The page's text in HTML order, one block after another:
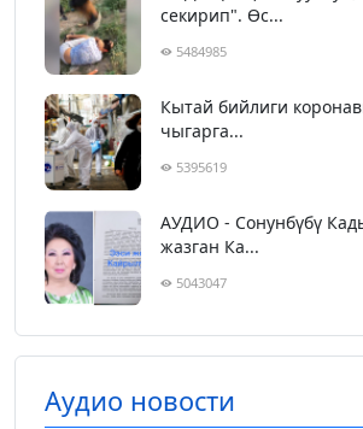
секирип". Өс...
5484985
Кытай бийлиги
чыгарга...
5395619
АУДИО - Сонунбүбү
жазган Ка...
5043047
Аудио новости